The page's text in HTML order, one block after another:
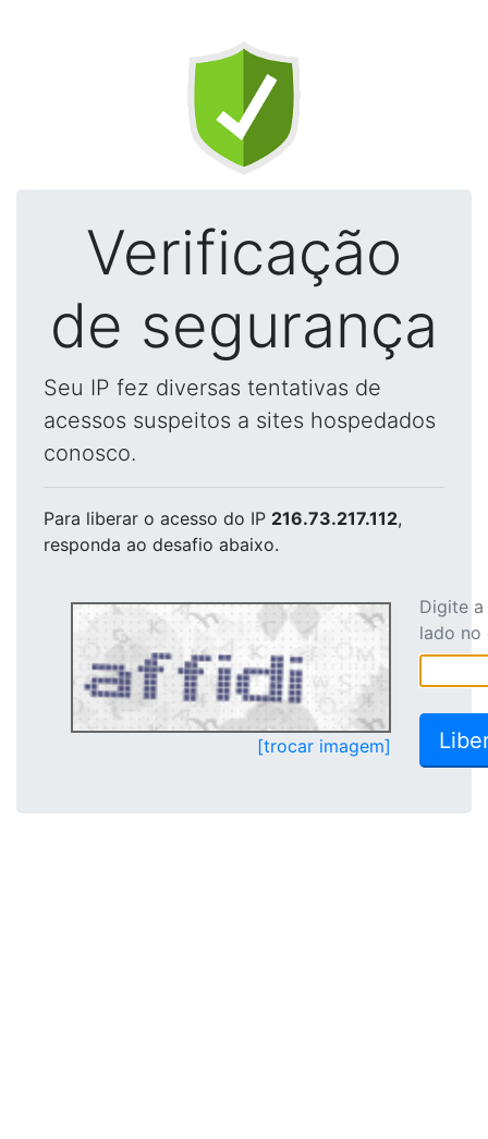
Verificação
de segurança
Seu IP fez diversas tentativas de
acessos suspeitos a sites hospedados
conosco.
Para liberar o acesso do IP 216.73.217.112,
responda ao desafio abaixo.
[trocar imagem]
Digite
lado no